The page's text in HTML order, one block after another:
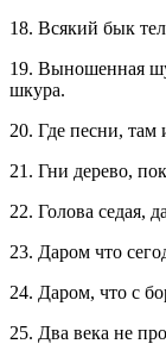
18. Всякий бык
19. Выношенная
шкура.
20. Где песни, там
21. Гни дерево,
22. Голова седая,
23. Даром что
24. Даром, что с
25. Два века не